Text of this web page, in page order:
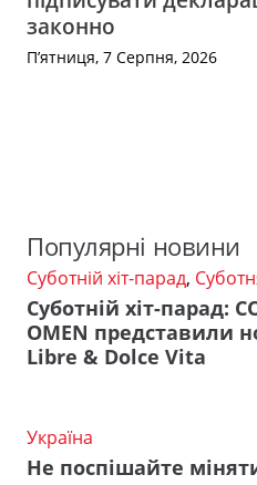
законно
П’ятниця, 7 Серпня, 2026
Популярні новини
Суботній хіт-парад,
Суботній хіт-парад:
OMEN представили
Libre & Dolce Vita
Україна
Не поспішайте